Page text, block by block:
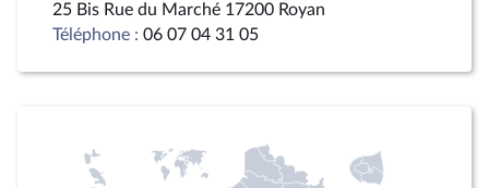
25 Bis Rue du Marché 17200 Royan
Téléphone : 06 07 04 31 05